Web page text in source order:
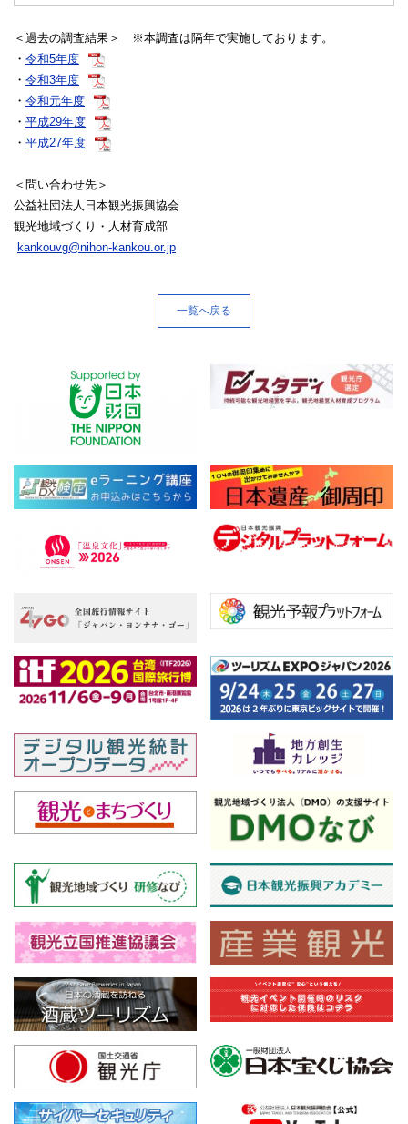
＜過去の調査結果＞ ※本調査は隔年で実施しております。
・ 令和5年度
・ 令和3年度
・ 令和元年度
・ 平成29年度
・ 平成27年度
＜問い合わせ先＞
公益社団法人日本観光振興協会
観光地域づくり・人材育成部
kankouvg@nihon-kankou.or.jp
一覧へ戻る